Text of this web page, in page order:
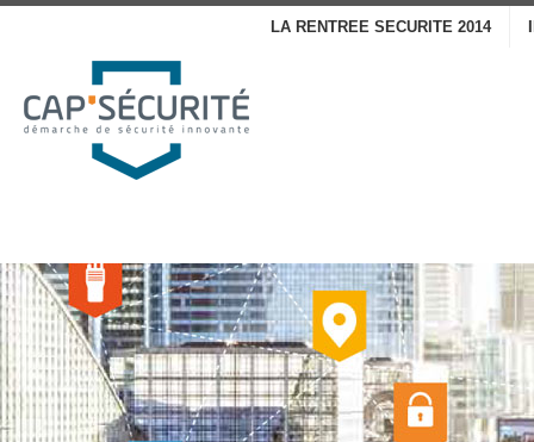
LA RENTREE SECURITE 2014